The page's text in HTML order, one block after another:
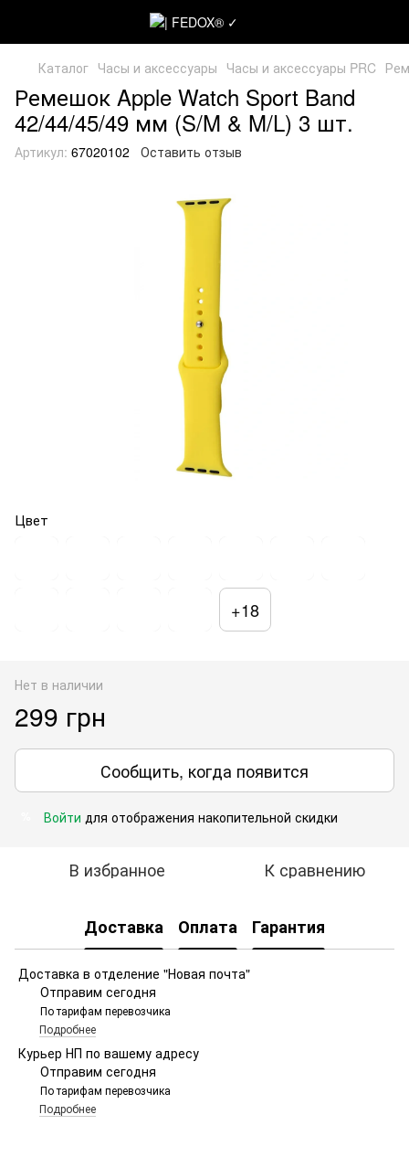
Каталог Часы и аксессуары Часы и аксессуары PRC
Ремешок Apple Watch Sport Band
42/44/45/49 мм (S/M & M/L) 3 шт.
Артикул: 67020102 Оставить отзыв
Цвет
+18
Нет в наличии
299 грн
Сообщить, когда появится
Войти для отображения накопительной скидки
В избранное К сравнению
Доставка Оплата Гарантия
Доставка в отделение "Новая почта"
Отправим сегодня
По тарифам перевозчика
Подробнее
Курьер НП по вашему адресу
Отправим сегодня
По тарифам перевозчика
Подробнее